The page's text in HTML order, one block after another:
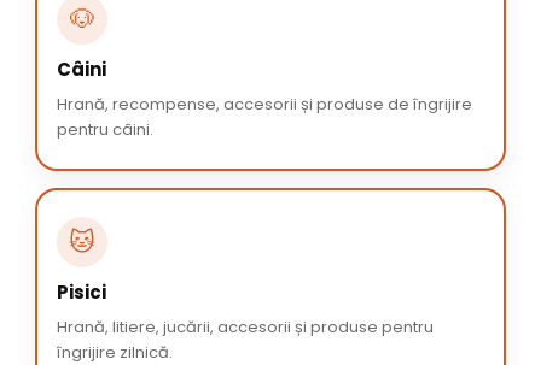
🐶
Câini
Hrană, recompense, accesorii și produse de îngrijire
pentru câini.
🐱
Pisici
Hrană, litiere, jucării, accesorii și produse pentru
îngrijire zilnică.